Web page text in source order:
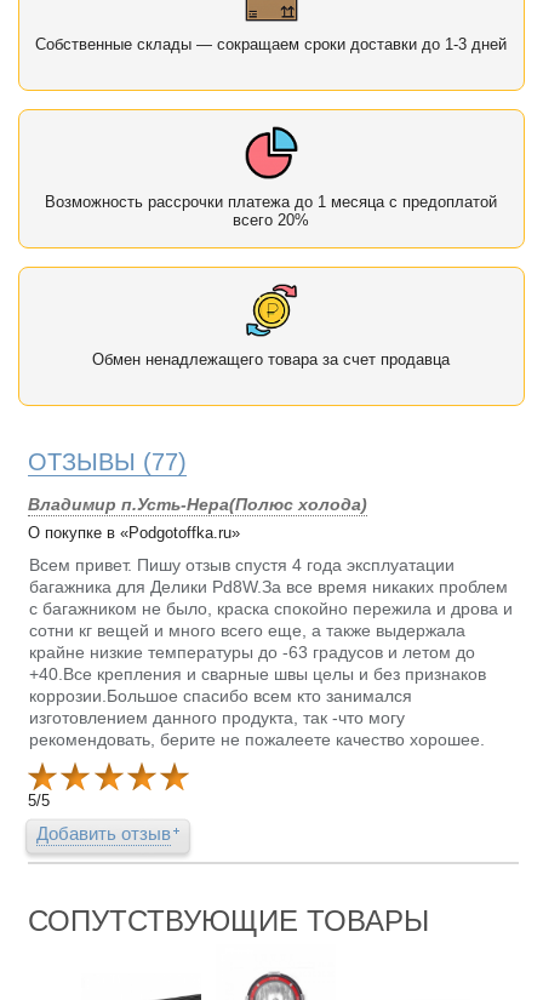
Собственные склады — сокращаем сроки доставки до 1-3 дней
Возможность рассрочки платежа до 1 месяца с предоплатой
всего 20%
Обмен ненадлежащего товара за счет продавца
ОТЗЫВЫ (77)
Владимир п.Усть-Нера(Полюс холода)
О покупке в «Podgotoffka.ru»
Всем привет. Пишу отзыв спустя 4 года эксплуатации
багажника для Делики Pd8W.За все время никаких проблем
с багажником не было, краска спокойно пережила и дрова и
сотни кг вещей и много всего еще, а также выдержала
крайне низкие температуры до -63 градусов и летом до
+40.Все крепления и сварные швы целы и без признаков
коррозии.Большое спасибо всем кто занимался
изготовлением данного продукта, так -что могу
рекомендовать, берите не пожалеете качество хорошее.
5/5
Добавить отзыв
СОПУТСТВУЮЩИЕ ТОВАРЫ